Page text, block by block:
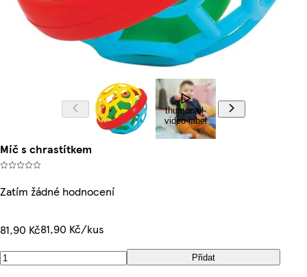
thumbnail-
video-label
Míč s chrastítkem
Zatím žádné hodnocení
81,90 Kč81,90 Kč/kus
Přidat